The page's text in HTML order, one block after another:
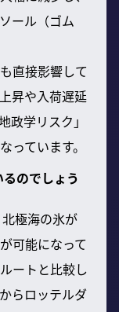
ール（ゴム
直接影響して
昇や入荷遅延
政学リスク」
っています。
のでしょう
極海の氷が
可能になって
ートと比較し
らロッテルダ